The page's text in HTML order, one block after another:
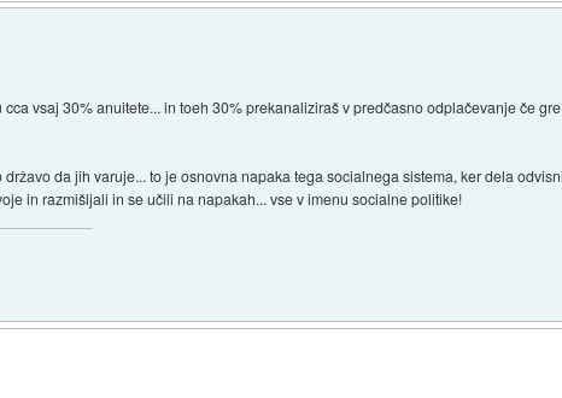
vsaj 30% anuitete... in toeh 30% prekanaliziraš v predčasno odplačevanje če
da jih varuje... to je osnovna napaka tega socialnega sistema, ker dela
in razmišljali in se učili na napakah... vse v imenu socialne politike!